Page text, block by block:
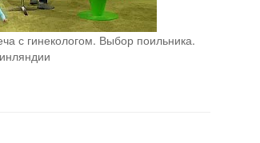
с гинекологом. Выбор поильника.